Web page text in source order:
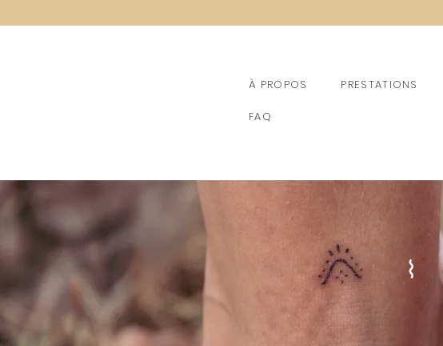
À PROPOS PRESTATIONS
FAQ
⌇